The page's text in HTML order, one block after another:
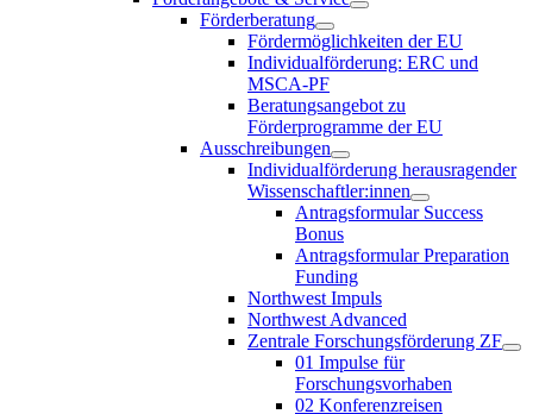
Förderberatung
Fördermöglichkeiten der EU
Individualförderung: ERC und
MSCA-PF
Beratungsangebot zu
Förderprogramme der EU
Ausschreibungen
Individualförderung herausragender
Wissenschaftler:innen
Antragsformular Success
Bonus
Antragsformular Preparation
Funding
Northwest Impuls
Northwest Advanced
Zentrale Forschungsförderung ZF
01 Impulse für
Forschungsvorhaben
02 Konferenzreisen